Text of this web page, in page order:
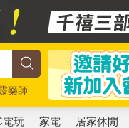
藥師
電玩 家電 居家休閒